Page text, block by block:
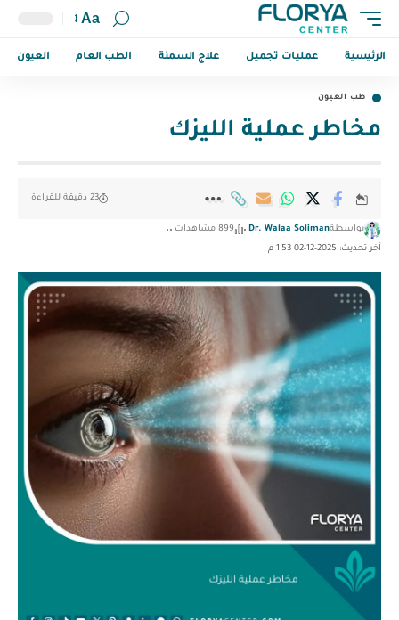
Aa
الرئيسية عمليات تجميل علاج السمنة الطب العام العيون
طب العيون
مخاطر عملية الليزك
آخر تحديث: 2025-12-02 1:53 م
بواسطةDr. Walaa Soliman 899 مشاهدات
23 دقيقة للقراءة